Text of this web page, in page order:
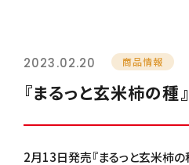
2023.02.20 商品情報
『まるっと玄米柿の
2月13日発売『まるっと玄米柿